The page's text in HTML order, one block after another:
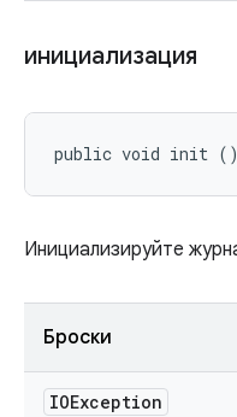
инициализация
public void init ()
Инициализируйте
Броски
IOException